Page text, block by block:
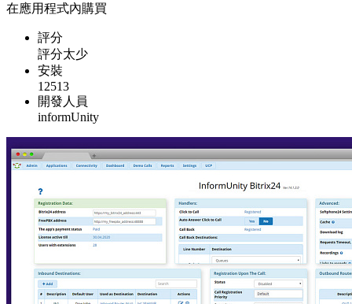
在應用程式內購買
評分
評分太少
安裝
12513
開發人員
informUnity